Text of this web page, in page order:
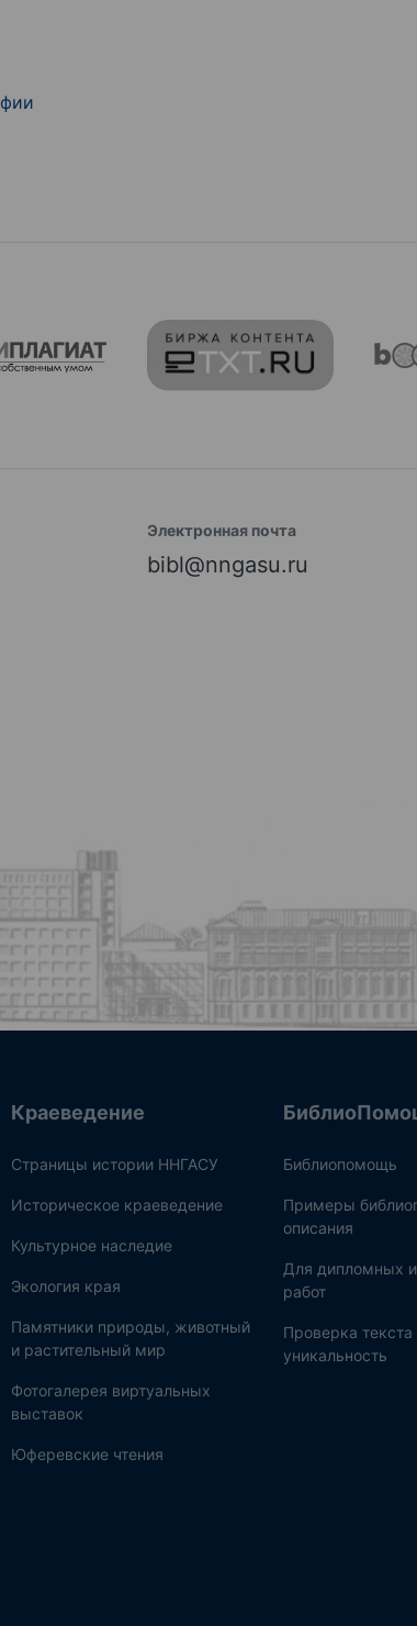
Электронная почта
bibl@nngasu.ru
Краеведение
Страницы истории ННГАСУ
Историческое краеведение
Культурное наследие
Экология края
Памятники природы, животный
и растительный мир
Фотогалерея виртуальных
выставок
Юферевские чтения
Библиопомощь
Примеры
описания
Для дипломных
работ
Проверка текста
уникальность